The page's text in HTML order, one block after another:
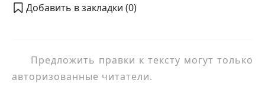
Добавить в закладки (0)
Предложить правки к тексту могут только
авторизованные читатели.